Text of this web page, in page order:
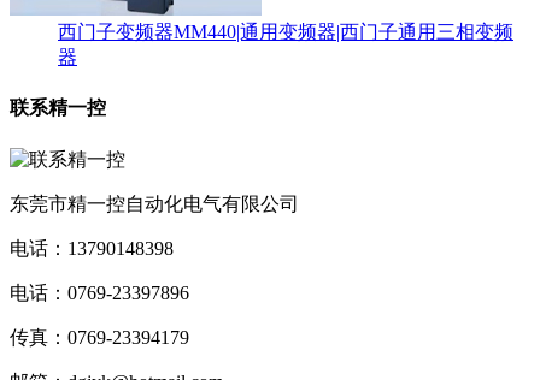
西门子变频器MM440|通用变频器|西门子通用三相变频
器
联系精一控
东莞市精一控自动化电气有限公司
电话：13790148398
电话：0769-23397896
传真： 0769-23394179